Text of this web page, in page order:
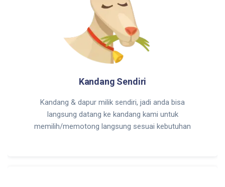
Kandang Sendiri
Kandang & dapur milik sendiri, jadi anda bisa
langsung datang ke kandang kami untuk
memilih/memotong langsung sesuai kebutuhan